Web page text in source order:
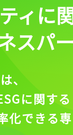
ィに
スパ
、
に関する
化できる